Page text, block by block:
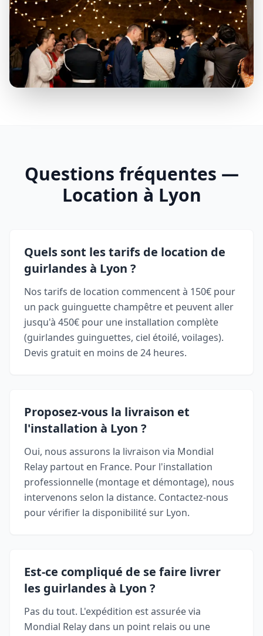
Questions fréquentes —
Location à Lyon
Quels sont les tarifs de location de
guirlandes à Lyon ?
Nos tarifs de location commencent à 150€ pour
un pack guinguette champêtre et peuvent aller
jusqu'à 450€ pour une installation complète
(guirlandes guinguettes, ciel étoilé, voilages).
Devis gratuit en moins de 24 heures.
Proposez-vous la livraison et
l'installation à Lyon ?
Oui, nous assurons la livraison via Mondial
Relay partout en France. Pour l'installation
professionnelle (montage et démontage), nous
intervenons selon la distance. Contactez-nous
pour vérifier la disponibilité sur Lyon.
Est-ce compliqué de se faire livrer
les guirlandes à Lyon ?
Pas du tout. L'expédition est assurée via
Mondial Relay dans un point relais ou une